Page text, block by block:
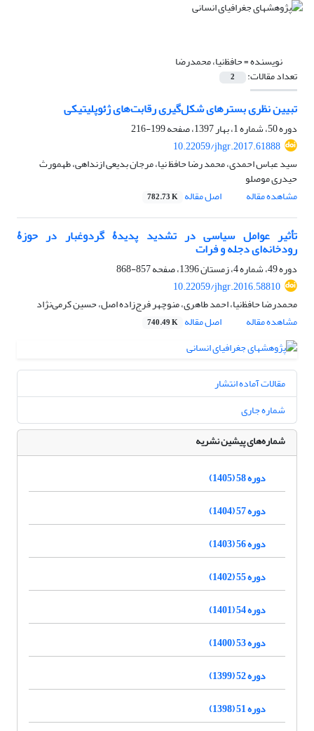
نویسنده =حافظ‌نیا، محمدرضا
تعداد مقالات: 2
تبیین نظری بسترهای شکل‌گیری رقابت‌های ژئوپلیتیکی
دوره 50، شماره 1، بهار 1397، صفحه
199-216
10.22059/jhgr.2017.61888
سید عباس احمدی، محمد رضا حافظ نیا، مرجان بدیعی ازنداهی، طهمورث
حیدری موصلو
مشاهده مقاله
اصل مقاله 782.73 K
تأثیر عوامل سیاسی در تشدید پدیدۀ گردوغبار در حوزۀ
رودخانه‌ای دجله و فرات
دوره 49، شماره 4، زمستان 1396، صفحه
857-868
10.22059/jhgr.2016.58810
محمدرضا حافظ‌نیا، احمد طاهری، منوچهر فرج‌زاده اصل، حسین کرمی‌نژاد
مشاهده مقاله
اصل مقاله 740.49 K
مقالات آماده انتشار
شماره جاری
شماره‌های پیشین نشریه
دوره 58 (1405)
دوره 57 (1404)
دوره 56 (1403)
دوره 55 (1402)
دوره 54 (1401)
دوره 53 (1400)
دوره 52 (1399)
دوره 51 (1398)